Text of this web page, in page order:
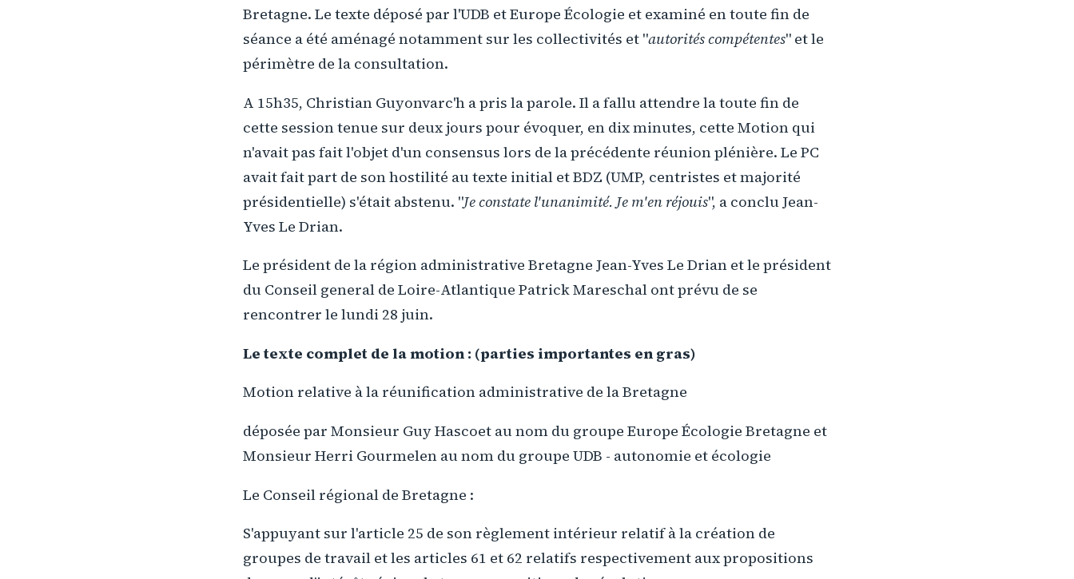
Bretagne. Le texte déposé par l'UDB et Europe Écologie et examiné en toute fin de
séance a été aménagé notamment sur les collectivités et "autorités compétentes" et le
périmètre de la consultation.
A 15h35, Christian Guyonvarc'h a pris la parole. Il a fallu attendre la toute fin de
cette session tenue sur deux jours pour évoquer, en dix minutes, cette Motion qui
n'avait pas fait l'objet d'un consensus lors de la précédente réunion plénière. Le PC
avait fait part de son hostilité au texte initial et BDZ (UMP, centristes et majorité
présidentielle) s'était abstenu. "Je constate l'unanimité. Je m'en réjouis", a conclu Jean-
Yves Le Drian.
Le président de la région administrative Bretagne Jean-Yves Le Drian et le président
du Conseil general de Loire-Atlantique Patrick Mareschal ont prévu de se
rencontrer le lundi 28 juin.
Le texte complet de la motion : (parties importantes en gras)
Motion relative à la réunification administrative de la Bretagne
déposée par Monsieur Guy Hascoet au nom du groupe Europe Écologie Bretagne et
Monsieur Herri Gourmelen au nom du groupe UDB - autonomie et écologie
Le Conseil régional de Bretagne :
S'appuyant sur l'article 25 de son règlement intérieur relatif à la création de
groupes de travail et les articles 61 et 62 relatifs respectivement aux propositions